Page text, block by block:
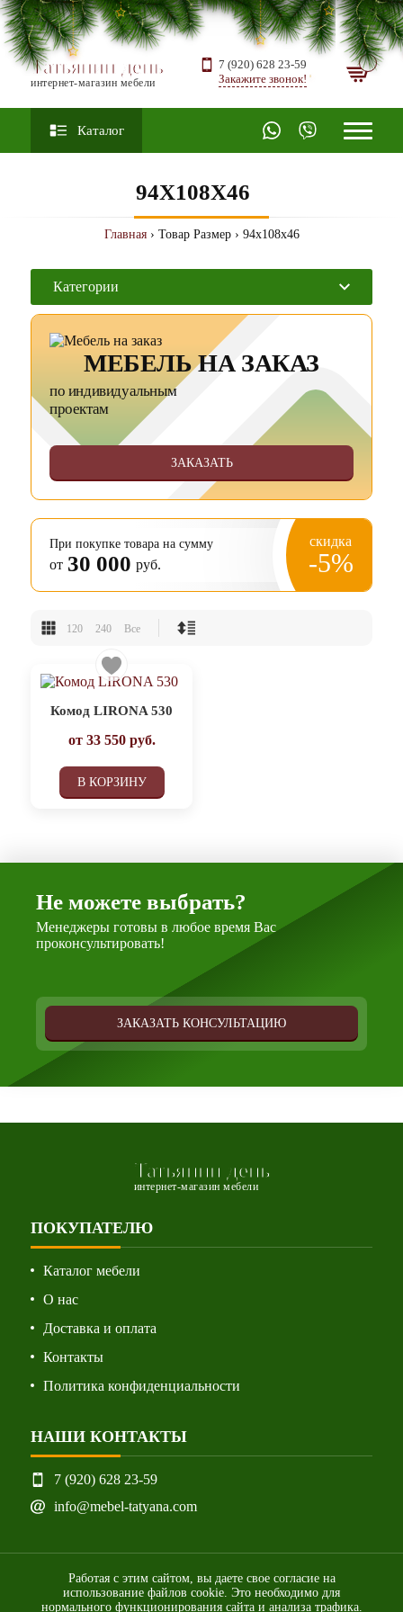
Татьянин день
интернет-магазин мебели
7 (920) 628 23-59
Закажите звонок!
Каталог
94X108X46
Главная› Товар Размер › 94x108x46
Категории
МЕБЕЛЬ НА ЗАКАЗ
по индивидуальным
проектам
ЗАКАЗАТЬ
При покупке товара на сумму
от 30 000 руб.
скидка
-5%
120 240 Все
Комод LIRONA 530
от 33 550руб.
В КОРЗИНУ
Не можете выбрать?
Менеджеры готовы в любое время Вас
проконсультировать!
ЗАКАЗАТЬ КОНСУЛЬТАЦИЮ
Татьянин день
интернет-магазин мебели
ПОКУПАТЕЛЮ
Каталог мебели
О нас
Доставка и оплата
Контакты
Политика конфиденциальности
НАШИ КОНТАКТЫ
7 (920) 628 23-59
info@mebel-tatyana.com
Работая с этим сайтом, вы даете свое согласие на
использование файлов cookie. Это необходимо для
нормального функционирования сайта и анализа трафика.